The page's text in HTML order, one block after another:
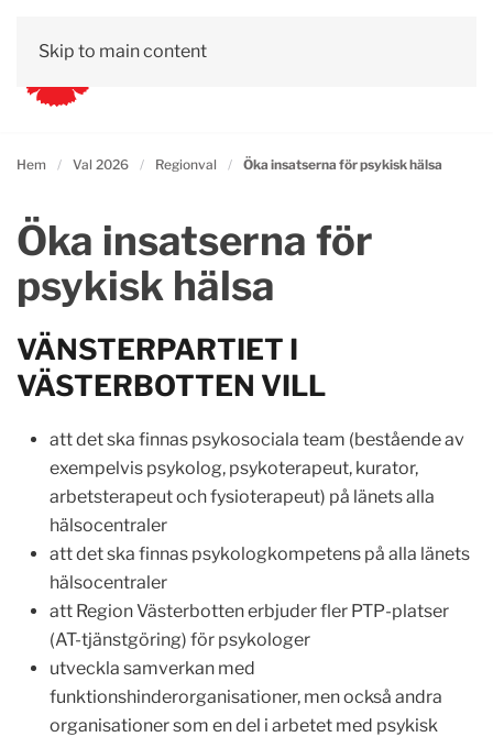
Skip to main content
Hem Val 2026 Regionval Öka insatserna för psykisk hälsa
Öka insatserna för
psykisk hälsa
VÄNSTERPARTIET I
VÄSTERBOTTEN VILL
att det ska finnas psykosociala team (bestående av
exempelvis psykolog, psykoterapeut, kurator,
arbetsterapeut och fysioterapeut) på länets alla
hälsocentraler
att det ska finnas psykologkompetens på alla länets
hälsocentraler
att Region Västerbotten erbjuder fler PTP-platser
(AT-tjänstgöring) för psykologer
utveckla samverkan med
funktionshinderorganisationer, men också andra
organisationer som en del i arbetet med psykisk